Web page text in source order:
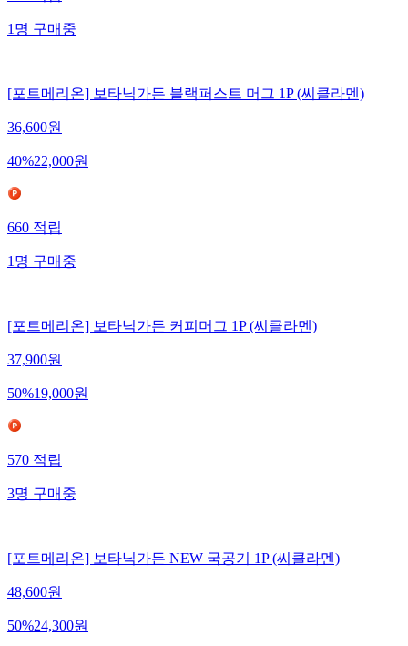
1명구매중
[포트메리온] 보타닉가든 블랙퍼스트 머그 1P (씨클라멘)
36,600원
40%22,000원
660적립
1명구매중
[포트메리온] 보타닉가든 커피머그 1P (씨클라멘)
37,900원
50%19,000원
570적립
3명구매중
[포트메리온] 보타닉가든 NEW 국공기 1P (씨클라멘)
48,600원
50%24,300원